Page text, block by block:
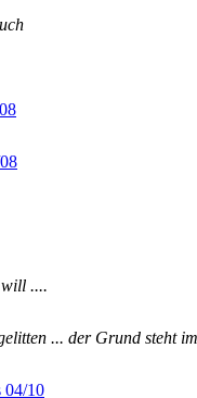
....
... der Grund steht im
04/10